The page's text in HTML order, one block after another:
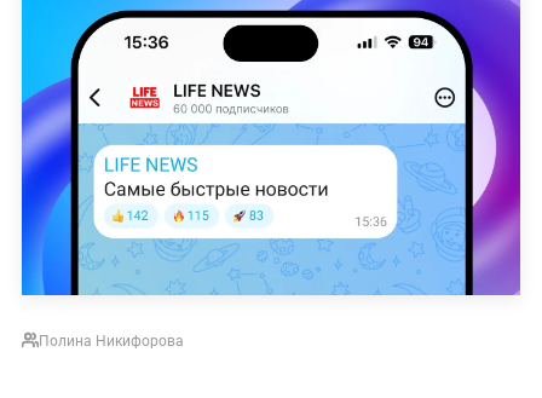
Полина Никифорова